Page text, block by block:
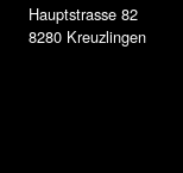
Hauptstrasse 82
8280 Kreuzlingen